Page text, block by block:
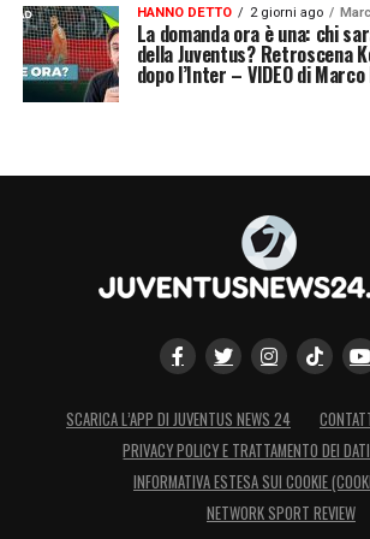
RUOLO DA
MONDIALE-
importante per l’ambiente.
di non parlare durante il
un post, ho scelto di non
sembrava ci fossero le
serenità del momento. Non sai
quello di aiutare le mie
ringraziato e basta.
HANNO DETTO 2 giorni ago
La domanda ora è una: chi
della Juventus? Retroscena
dopo l’Inter – VIDEO di
SCARICA L’APP DI JUVENTUS NEWS 24
PRIVACY POLICY E TRATTAMENTO DEI
INFORMATIVA ESTESA SUI COOKIE
NETWORK SPORT REVIEW